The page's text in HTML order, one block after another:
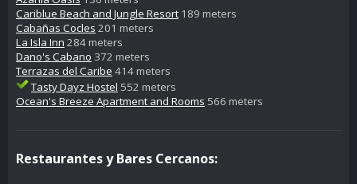
Cariblue Beach and Jungle Resort 189 meters
Cabañas Cocles 201 meters
La Isla Inn 284 meters
Dano's Cabano 372 meters
Terrazas del Caribe 414 meters
Tasty Dayz Hostel 552 meters
Ocean's Breeze Apartment and Rooms 566 meters
Restaurantes y Bares Cercanos: